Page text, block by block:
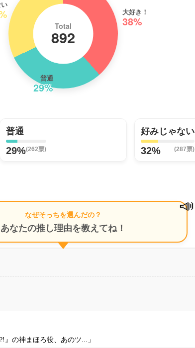
大好き！
38%
普通
29%
Total
892
普通
29%(262票)
好みじゃない
32% (287票)
なぜそっちを選んだの？
あなたの推し理由を教えてね！
📣
』の神まほろ役、あのツ...」